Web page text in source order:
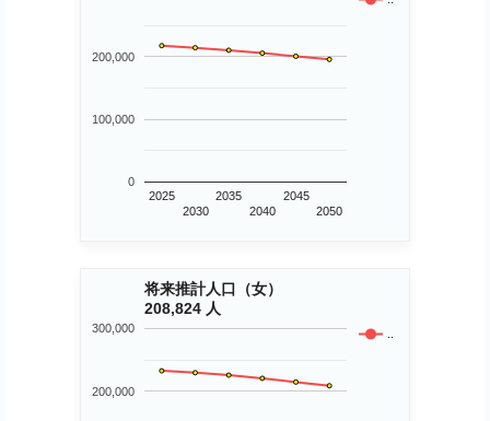
2025
2030
2035
2040
2045
2050
0
100,000
200,000
将来推計人口（女）
208,824 人
..
200,000
300,000